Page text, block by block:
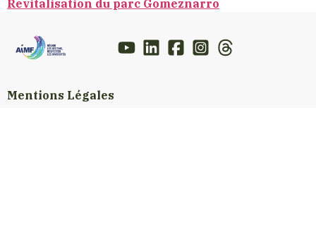
Revitalisation du parc Gomeznarro
Mentions Légales